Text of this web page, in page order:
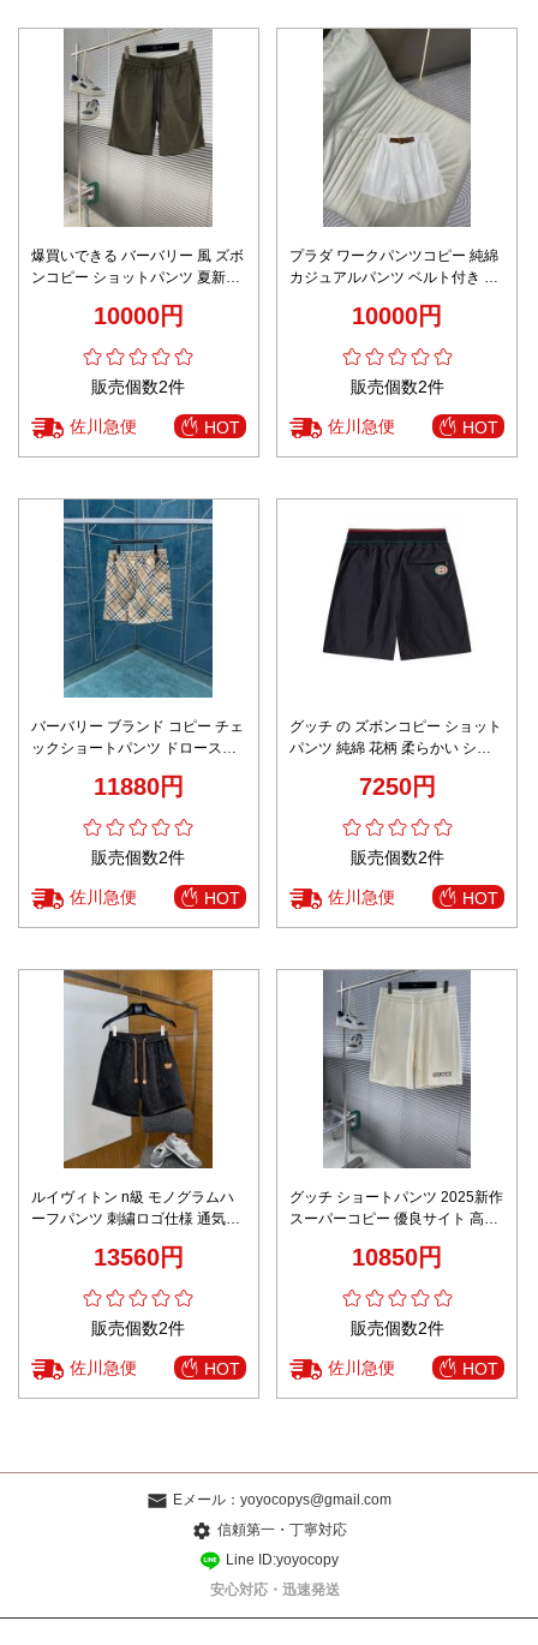
爆買いできる バーバリー 風 ズボ
ンコピー ショットパンツ 夏新作
10000円
販売個数2件
佐川急便 HOT
プラダ ワークパンツコピー 純綿
カジュアルパンツ ベルト付き 快
10000円
販売個数2件
佐川急便 HOT
バーバリー ブランド コピー チェ
ックショートパンツ ドロースト
11880円
販売個数2件
佐川急便 HOT
グッチ の ズボンコピー ショット
パンツ 純綿 花柄 柔らかい シン
7250円
販売個数2件
佐川急便 HOT
ルイヴィトン n級 モノグラムハ
ーフパンツ 刺繍ロゴ仕様 通気設
13560円
販売個数2件
佐川急便 HOT
グッチ ショートパンツ 2025新作
スーパーコピー 優良サイト 高評
10850円
販売個数2件
佐川急便 HOT
Eメール： yoyocopys@gmail.com
信頼第一・丁寧対応
Line ID:yoyocopy
安心対応・迅速発送